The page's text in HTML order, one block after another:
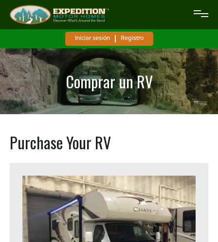
Iniciar sesión Registro
Comprar un RV
Purchase Your RV